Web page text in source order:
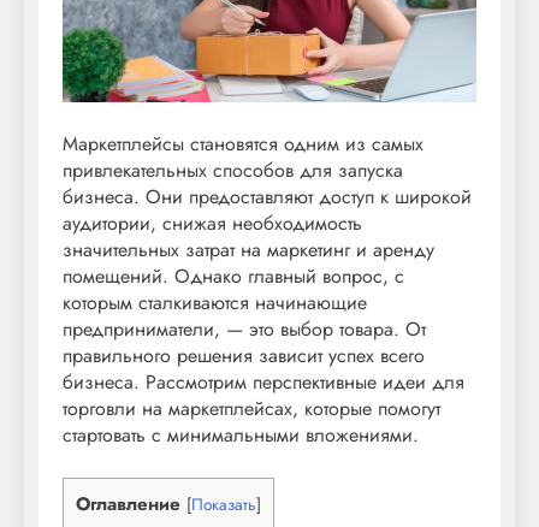
Маркетплейсы становятся одним из самых
привлекательных способов для запуска
бизнеса. Они предоставляют доступ к широкой
аудитории, снижая необходимость
значительных затрат на маркетинг и аренду
помещений. Однако главный вопрос, с
которым сталкиваются начинающие
предприниматели, — это выбор товара. От
правильного решения зависит успех всего
бизнеса. Рассмотрим перспективные идеи для
торговли на маркетплейсах, которые помогут
стартовать с минимальными вложениями.
Оглавление [Показать]